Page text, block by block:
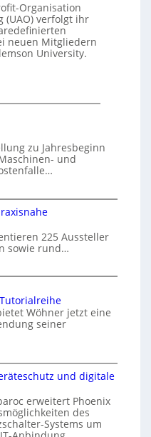
Organisation
(UAO) verfolgt ihr
neuen Mitgliedern
University.
zu Jahresbeginn
und
225 Aussteller
sowie rund…
Wöhner jetzt eine
seiner
und digitale
erweitert Phoenix
des
Systems um